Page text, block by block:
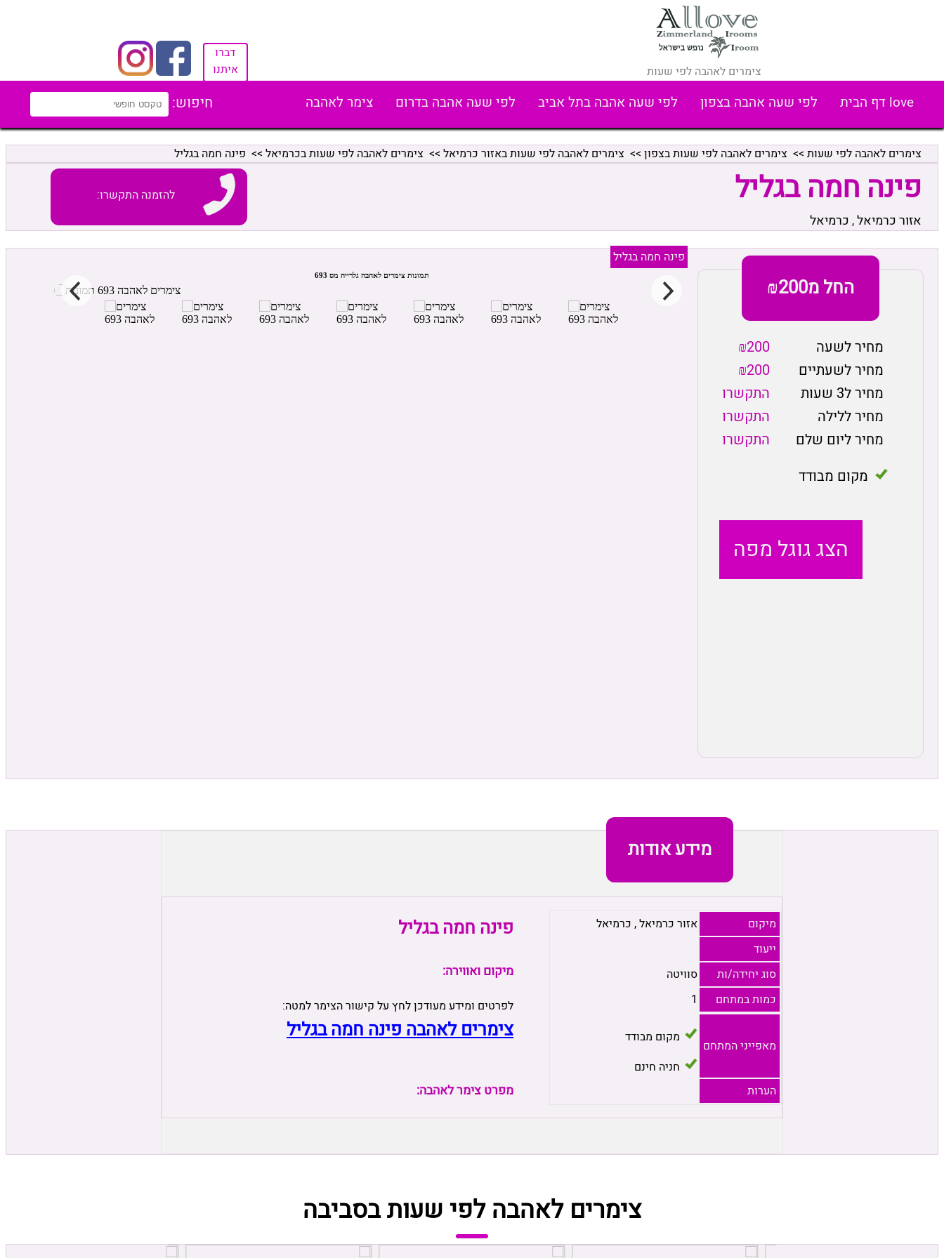
צימרים לאהבה לפי שעות
דברו
איתנו
love דף הבית לפי שעה אהבה בצפון לפי שעה אהבה בתל אביב לפי שעה אהבה בדרום צימר לאהבה חיפוש:
צימרים לאהבה לפי שעות >> צימרים לאהבה לפי שעות בצפון >> צימרים לאהבה לפי שעות באזור כרמיאל >> צימרים לאהבה לפי שעות בכרמיאל >> פינה חמה בגליל
פינה חמה בגליל
אזור כרמיאל, כרמיאל
להזמנה התקשרו:
החל מ₪200
מחיר לשעה
₪200
מחיר לשעתיים
₪200
מחיר ל3 שעות
התקשרו
מחיר ללילה
התקשרו
מחיר ליום שלם
התקשרו
מקום מבודד
הצג גוגל מפה
פינה חמה בגליל
מידע אודות
מיקום אזור כרמיאל, כרמיאל
ייעוד
סוג יחידה/ות
סוויטה
כמות במתחם
1
מאפייני המתחם
מקום מבודד
חניה חינם
הערות
פינה חמה בגליל
מיקום ואווירה:
לפרטים ומידע מעודכן לחץ על קישור הצימר למטה:
צימרים לאהבה פינה חמה בגליל
מפרט צימר לאהבה:
צימרים לאהבה לפי שעות בסביבה